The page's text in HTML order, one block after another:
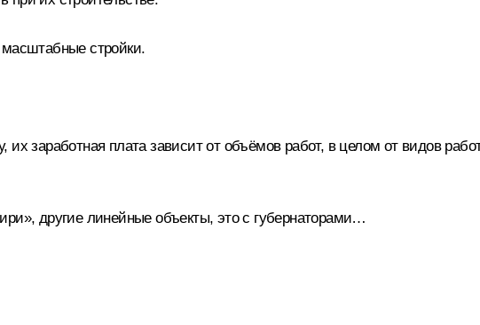
масштабные стройки.
их заработная плата зависит от объёмов работ, в целом от видов
другие линейные объекты, это с губернаторами…